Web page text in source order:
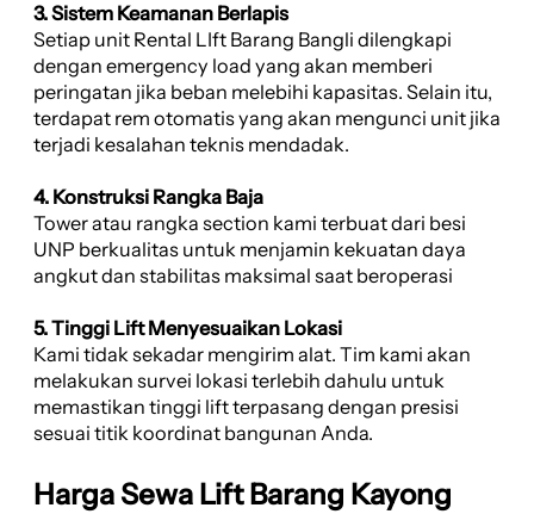
3. Sistem Keamanan Berlapis
Setiap unit Rental LIft Barang Bangli dilengkapi
dengan emergency load yang akan memberi
peringatan jika beban melebihi kapasitas. Selain itu,
terdapat rem otomatis yang akan mengunci unit jika
terjadi kesalahan teknis mendadak.
4. Konstruksi Rangka Baja
Tower atau rangka section kami terbuat dari besi
UNP berkualitas untuk menjamin kekuatan daya
angkut dan stabilitas maksimal saat beroperasi
5. Tinggi Lift Menyesuaikan Lokasi
Kami tidak sekadar mengirim alat. Tim kami akan
melakukan survei lokasi terlebih dahulu untuk
memastikan tinggi lift terpasang dengan presisi
sesuai titik koordinat bangunan Anda.
Harga Sewa Lift Barang Kayong